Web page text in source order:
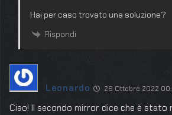
Hai per caso trovato una soluzione?
Rispondi
Leonardo 28 Ottobre 2022
Ciao! Il secondo mirror dice che è stato